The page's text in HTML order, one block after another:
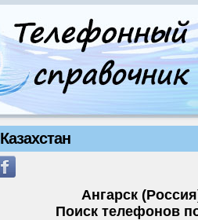
Казахстан
Ангарск
Поиск телефонов